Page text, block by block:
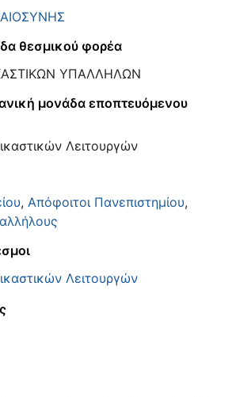
θεσμικού φορέα
ΥΠΑΛΛΗΛΩΝ
μονάδα εποπτευόμενου
Λειτουργών
, Απόφοιτοι Πανεπιστημίου,
Λειτουργών